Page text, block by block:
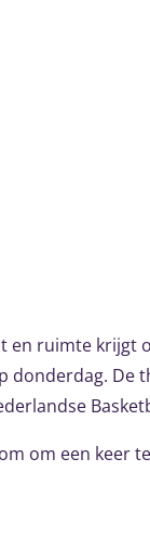
en ruimte krijgt
De
om een keer